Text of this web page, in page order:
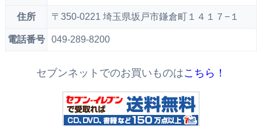
住所 〒350-0221 埼玉県坂戸市鎌倉町１４１７−１
電話番号 049-289-8200
セブンネットでのお買いものはこちら！